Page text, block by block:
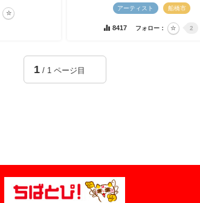
アーティスト 船橋市
8417 フォロー： 2
1/ 1 ページ目